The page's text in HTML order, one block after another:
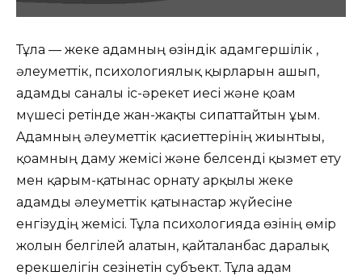
Тұлға — жеке адамның өзіндік адамгершілік ,
әлеуметтік, психологиялық қырларын ашып,
адамды саналы іс-әрекет иесі және қоғам
мүшесі ретінде жан-жақты сипаттайтын ұғым.
Aдамның әлеуметтік қасиеттерінің жиынтығы,
қоғамның даму жемісі және белсенді қызмет ету
мен қарым-қатынас орнату арқылы жеке
адамды әлеуметтік қатынастар жүйесіне
енгізудің жемісі. Тұлға психологияда өзінің өмір
жолын белгілей алатын, қайталанбас даралық
ерекшелігін сезінетін субъект. Тұлға адам